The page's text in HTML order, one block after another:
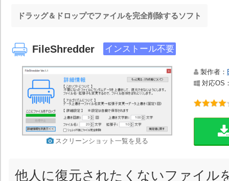
ドラッグ＆ドロップでファイルを完全削除するソフト
FileShredder インストール不要
スクリーンショット一覧を見る
製作者：
対応OS
他人に復元されたくないファイル